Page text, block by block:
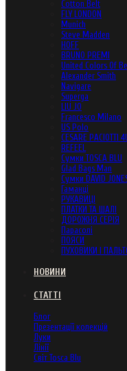
Cotton Belt
FLY LONDON
Munich
Steve Madden
HOFF
BRUNO PREMI
United Colors Of
Alexander Smith
Navigare
Superga
LIU JO
Francesco Milano
US Polo
CESARE PACIOTTI
REFEEL
Сумки TOSCA BLU
Glad Bags Man
Сумки DAVID
Гаманці
РУКАВИЦІ
ПЛАТКИ ТА ШАЛІ
ДОРОЖНЯ СЕРІЯ
Парасолі
ПОЯСИ
ПУХОВИКИ І
НОВИНИ
СТАТТІ
Блог
Презентації колекцій
Луки
Лінії
Світ Tosca Blu